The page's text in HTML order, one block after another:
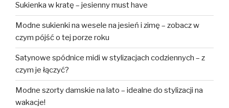
Sukienka w kratę – jesienny must have
Modne sukienki na wesele na jesień i zimę – zobacz w
czym pójść o tej porze roku
Satynowe spódnice midi w stylizacjach codziennych – z
czym je łączyć?
Modne szorty damskie na lato – idealne do stylizacji na
wakacje!